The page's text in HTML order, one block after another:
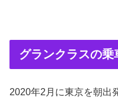
グランクラスの乗
2020年2月に東京を朝出